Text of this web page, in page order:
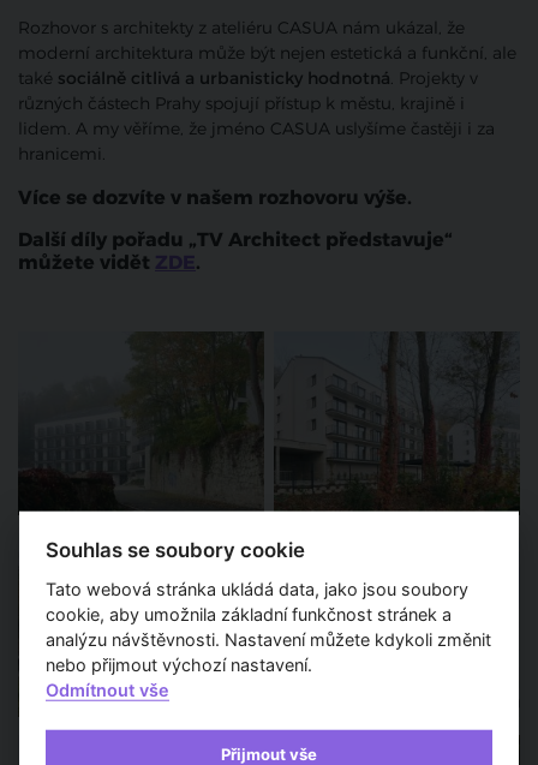
Rozhovor s architekty z ateliéru CASUA nám ukázal, že
moderní architektura může být nejen estetická a funkční, ale
také sociálně citlivá a urbanisticky hodnotná. Projekty v
různých částech Prahy spojují přístup k městu, krajině i
lidem. A my věříme, že jméno CASUA uslyšíme častěji i za
hranicemi.
Více se dozvíte v našem rozhovoru výše.
Další díly pořadu „TV Architect představuje“
můžete vidět ZDE.
Souhlas se soubory cookie
Tato webová stránka ukládá data, jako jsou soubory
cookie, aby umožnila základní funkčnost stránek a
analýzu návštěvnosti. Nastavení můžete kdykoli změnit
nebo přijmout výchozí nastavení.
Odmítnout vše
Přijmout vše